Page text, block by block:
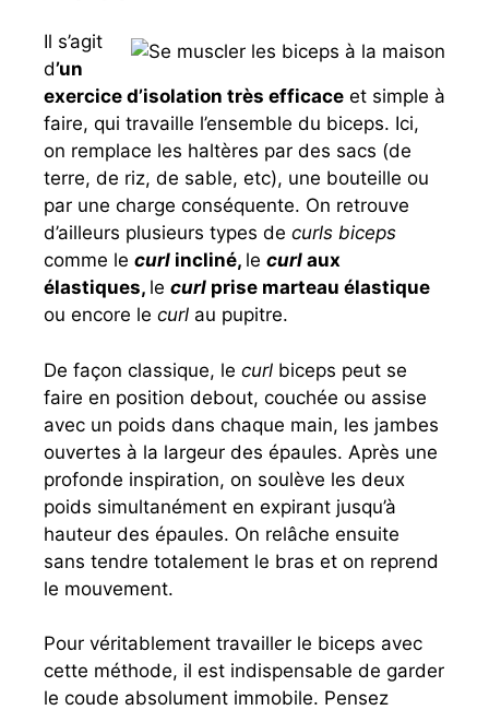
Il s’agit
d’un
exercice d’isolation très efficace et simple à
faire, qui travaille l’ensemble du biceps. Ici,
on remplace les haltères par des sacs (de
terre, de riz, de sable, etc), une bouteille ou
par une charge conséquente. On retrouve
d’ailleurs plusieurs types de curls biceps
comme le curl incliné, le curl aux
élastiques, le curl prise marteau élastique
ou encore le curl au pupitre.
De façon classique, le curl biceps peut se
faire en position debout, couchée ou assise
avec un poids dans chaque main, les jambes
ouvertes à la largeur des épaules. Après une
profonde inspiration, on soulève les deux
poids simultanément en expirant jusqu’à
hauteur des épaules. On relâche ensuite
sans tendre totalement le bras et on reprend
le mouvement.
Pour véritablement travailler le biceps avec
cette méthode, il est indispensable de garder
le coude absolument immobile. Pensez